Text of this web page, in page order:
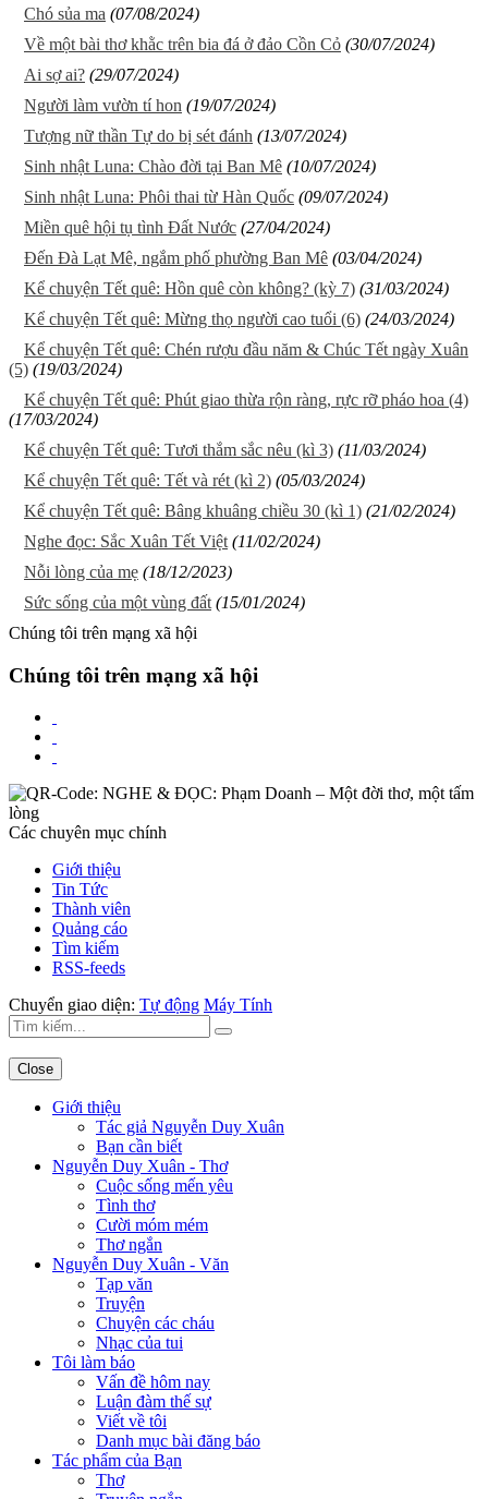
Chó sủa ma (07/08/2024)
Về một bài thơ khằc trên bia đá ở đảo Cồn Cỏ (30/07/2024)
Ai sợ ai? (29/07/2024)
Người làm vườn tí hon (19/07/2024)
Tượng nữ thần Tự do bị sét đánh (13/07/2024)
Sinh nhật Luna: Chào đời tại Ban Mê (10/07/2024)
Sinh nhật Luna: Phôi thai từ Hàn Quốc (09/07/2024)
Miền quê hội tụ tình Đất Nước (27/04/2024)
Đến Đà Lạt Mê, ngắm phố phường Ban Mê (03/04/2024)
Kể chuyện Tết quê: Hồn quê còn không? (kỳ 7) (31/03/2024)
Kể chuyện Tết quê: Mừng thọ người cao tuổi (6) (24/03/2024)
Kể chuyện Tết quê: Chén rượu đầu năm & Chúc Tết ngày Xuân
(5) (19/03/2024)
Kể chuyện Tết quê: Phút giao thừa rộn ràng, rực rỡ pháo hoa (4)
(17/03/2024)
Kể chuyện Tết quê: Tươi thắm sắc nêu (kì 3) (11/03/2024)
Kể chuyện Tết quê: Tết và rét (kì 2) (05/03/2024)
Kể chuyện Tết quê: Bâng khuâng chiều 30 (kì 1) (21/02/2024)
Nghe đọc: Sắc Xuân Tết Việt (11/02/2024)
Nỗi lòng của mẹ (18/12/2023)
Sức sống của một vùng đất (15/01/2024)
Chúng tôi trên mạng xã hội
Chúng tôi trên mạng xã hội
Các chuyên mục chính
Giới thiệu
Tin Tức
Thành viên
Quảng cáo
Tìm kiếm
RSS-feeds
Chuyển giao diện: Tự động Máy Tính
Close
Giới thiệu
Tác giả Nguyễn Duy Xuân
Bạn cần biết
Nguyễn Duy Xuân - Thơ
Cuộc sống mến yêu
Tình thơ
Cười móm mém
Thơ ngắn
Nguyễn Duy Xuân - Văn
Tạp văn
Truyện
Chuyện các cháu
Nhạc của tui
Tôi làm báo
Vấn đề hôm nay
Luận đàm thế sự
Viết về tôi
Danh mục bài đăng báo
Tác phẩm của Bạn
Thơ